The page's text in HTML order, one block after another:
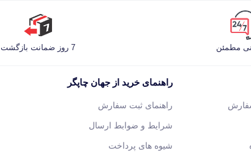
مطمئن 7 روز ضمانت بازگشت
راهنمای خرید از جهان چاپگر
راهنمای ثبت سفارش
شرایط و ضوابط ارسال
شیوه های پرداخت